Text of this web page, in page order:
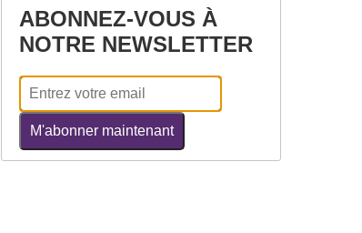
ABONNEZ-VOUS À
NOTRE NEWSLETTER
M'abonner maintenant